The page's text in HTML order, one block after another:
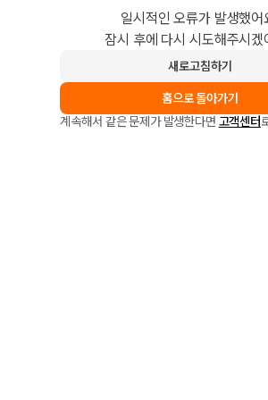
일시적인 오류가 발생했어
잠시 후에 다시 시도해주시겠
새로고침하기
홈으로 돌아가기
계속해서 같은 문제가 발생한다면 고객센터